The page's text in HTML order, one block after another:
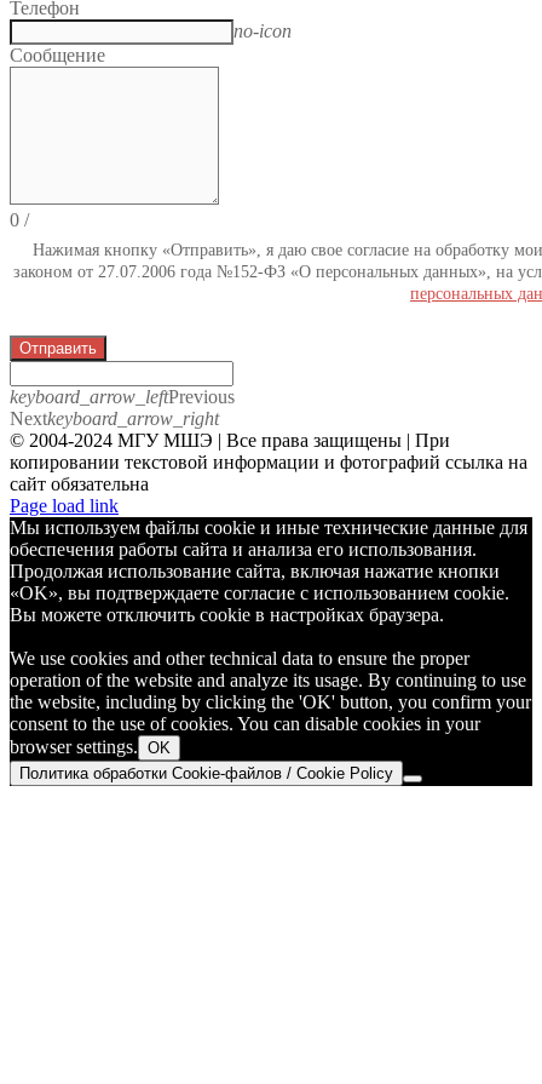
Телефон
no-icon
Сообщение
0 /
Нажимая кнопку «Отправить», я даю свое согласие на обработку
законом от 27.07.2006 года №152-ФЗ «О персональных данных», на
персональных
Отправить
keyboard_arrow_leftPrevious
Nextkeyboard_arrow_right
© 2004-2024 МГУ МШЭ | Все права защищены | При
копировании текстовой информации и фотографий ссылка на
сайт обязательна
Telegram
Page load link
Мы используем файлы cookie и иные технические данные для
обеспечения работы сайта и анализа его использования.
Продолжая использование сайта, включая нажатие кнопки
«OK», вы подтверждаете согласие с использованием cookie.
Вы можете отключить cookie в настройках браузера.
We use cookies and other technical data to ensure the proper
operation of the website and analyze its usage. By continuing to use
the website, including by clicking the 'OK' button, you confirm your
consent to the use of cookies. You can disable cookies in your
browser settings. OK
Политика обработки Cookie-файлов / Cookie Policy